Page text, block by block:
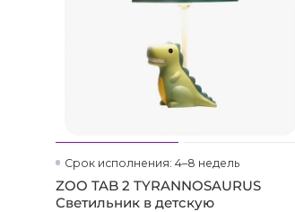
Срок исполнения: 4–8 недель
ZOO TAB 2 TYRANNOSAURUS
Светильник в детскую